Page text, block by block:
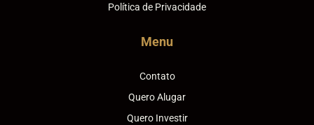
Política de Privacidade
Menu
Contato
Quero Alugar
Quero Investir